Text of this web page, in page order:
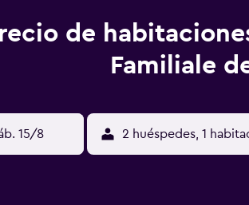
de
Familiale
15/8 2 huéspedes, 1